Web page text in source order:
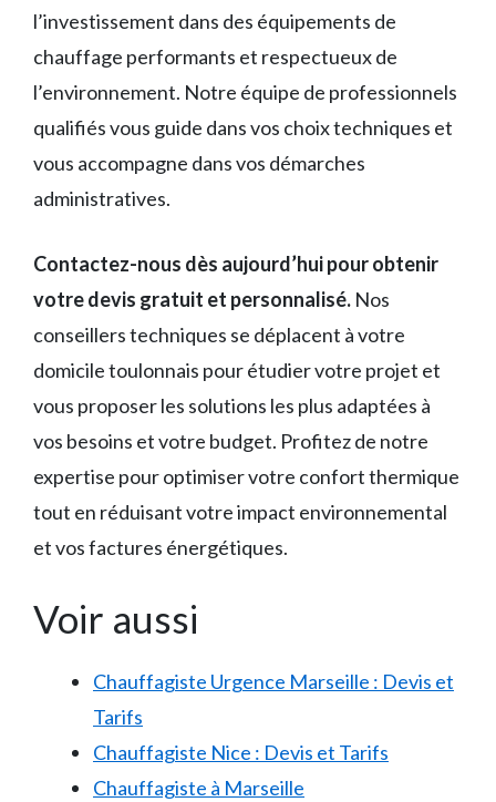
l’investissement dans des équipements de
chauffage performants et respectueux de
l’environnement. Notre équipe de professionnels
qualifiés vous guide dans vos choix techniques et
vous accompagne dans vos démarches
administratives.
Contactez-nous dès aujourd’hui pour obtenir
votre devis gratuit et personnalisé. Nos
conseillers techniques se déplacent à votre
domicile toulonnais pour étudier votre projet et
vous proposer les solutions les plus adaptées à
vos besoins et votre budget. Profitez de notre
expertise pour optimiser votre confort thermique
tout en réduisant votre impact environnemental
et vos factures énergétiques.
Voir aussi
Chauffagiste Urgence Marseille : Devis et
Tarifs
Chauffagiste Nice : Devis et Tarifs
Chauffagiste à Marseille